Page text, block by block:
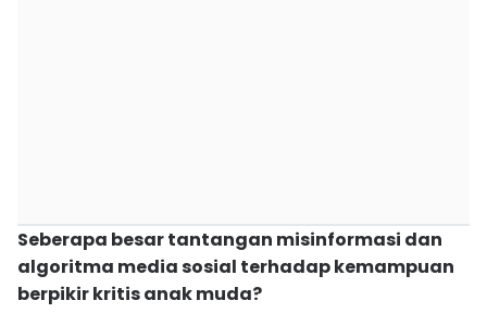
Seberapa besar tantangan misinformasi dan
algoritma media sosial terhadap kemampuan
berpikir kritis anak muda?